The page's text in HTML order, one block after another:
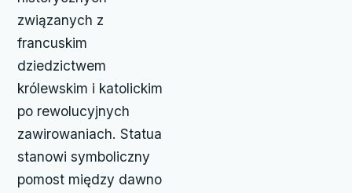
związanych z
francuskim
dziedzictwem
królewskim i katolickim
po rewolucyjnych
zawirowaniach. Statua
stanowi symboliczny
pomost między dawno